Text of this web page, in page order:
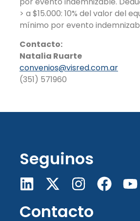
> a $15.000: 10% del valor del
mínimo por evento
Contacto:
Natalia Ruarte
convenios@visred.com.ar
(351) 571960
Seguinos
Contacto